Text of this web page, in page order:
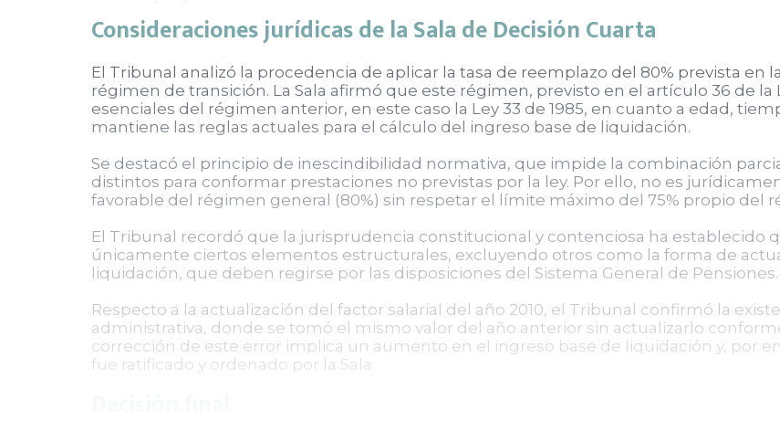
Consideraciones jurídicas de la Sala de Decisión Cuarta
El Tribunal analizó la procedencia de aplicar la tasa de reemplazo del 80% prevista en
régimen de transición. La Sala afirmó que este régimen, previsto en el artículo 36 de la
esenciales del régimen anterior, en este caso la Ley 33 de 1985, en cuanto a edad,
mantiene las reglas actuales para el cálculo del ingreso base de liquidación.
Se destacó el principio de inescindibilidad normativa, que impide la combinación
distintos para conformar prestaciones no previstas por la ley. Por ello, no es
favorable del régimen general (80%) sin respetar el límite máximo del 75% propio del
El Tribunal recordó que la jurisprudencia constitucional y contenciosa ha establecido
únicamente ciertos elementos estructurales, excluyendo otros como la forma de
liquidación, que deben regirse por las disposiciones del Sistema General de Pensiones.
Respecto a la actualización del factor salarial del año 2010, el Tribunal confirmó la
administrativa, donde se tomó el mismo valor del año anterior sin actualizarlo
corrección de este error implica un aumento en el ingreso base de liquidación y, por
fue ratificado y ordenado por la Sala.